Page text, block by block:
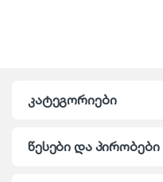
კატეგორიები
წესები და პირობები